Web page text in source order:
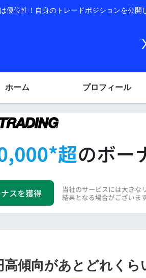
優位性！自身のトレードポジションを公
ホーム プロフィール
高傾向があとどれくら